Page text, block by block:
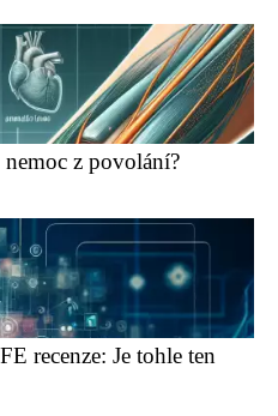
z povolání?
recenze: Je tohle ten